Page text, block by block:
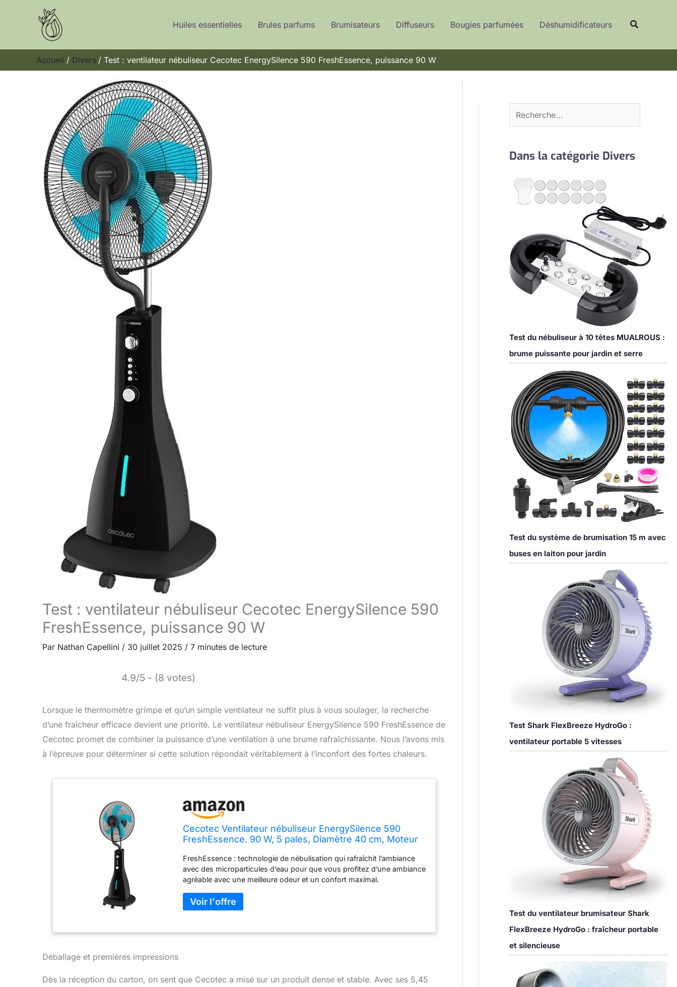
Huiles essentielles Brules parfums Brumisateurs Diffuseurs Bougies parfumées Déshumidificateurs
Accueil Divers Test : ventilateur nébuliseur Cecotec EnergySilence 590 FreshEssence, puissance 90 W
Test : ventilateur nébuliseur Cecotec EnergySilence 590
FreshEssence, puissance 90 W
Par Nathan Capellini / 30 juillet 2025 / 7 minutes de lecture
4.9/5 - (8 votes)
Lorsque le thermomètre grimpe et qu’un simple ventilateur ne suffit plus à vous soulager, la recherche
d’une fraîcheur efficace devient une priorité. Le ventilateur nébuliseur EnergySilence 590 FreshEssence de
Cecotec promet de combiner la puissance d’une ventilation à une brume rafraîchissante. Nous l’avons mis
à l’épreuve pour déterminer si cette solution répondait véritablement à l’inconfort des fortes chaleurs.
Cecotec Ventilateur nébuliseur EnergySilence 590
FreshEssence. 90 W, 5 pales, Diamètre 40 cm, Moteur
FreshEssence : technologie de nébulisation qui rafraîchit l’ambiance
avec des microparticules d’eau pour que vous profitez d’une ambiance
agréable avec une meilleure odeur et un confort maximal.
instantanée. Totalement silencieux. AirFlow5 : système formé par 5
pales de grand diamètre de 40 cm pour garantir un débit d’air frais
une consommation minimale.
Déballage et premières impressions
Dès la réception du carton, on sent que Cecotec a misé sur un produit dense et stable. Avec ses 5,45
e
e
c
r
Dans la catégorie Divers
Test du nébuliseur à 10 têtes MUALROUS :
brume puissante pour jardin et serre
Test du système de brumisation 15 m avec
buses en laiton pour jardin
Test Shark FlexBreeze HydroGo :
ventilateur portable 5 vitesses
Test du ventilateur brumisateur Shark
FlexBreeze HydroGo : fraîcheur portable
et silencieuse